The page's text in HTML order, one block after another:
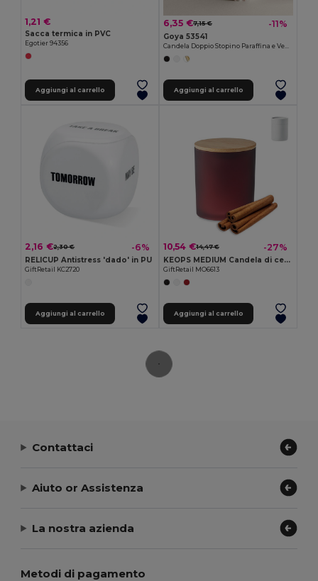
1,21 €
Sacca termica in PVC
Egotier 94356
Aggiungi al carrello
6,35 €7,15 € -11%
Goya 53541
Candela Doppio Stopino Paraffina e Vegetale BOUQUET
Aggiungi al carrello
2,16 €2,30 € -6%
RELICUP Antistress 'dado' in PU
GiftRetail KC2720
Aggiungi al carrello
10,54 €14,47 € -27%
KEOPS MEDIUM Candela di cera vegetale 200 g
GiftRetail MO6613
Aggiungi al carrello
Contattaci
Aiuto or Assistenza
La nostra azienda
Metodi di pagamento